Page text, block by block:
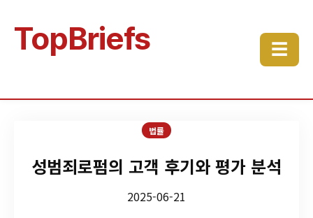
TopBriefs ☰
법률
성범죄로펌의 고객 후기와 평가 분석
2025-06-21